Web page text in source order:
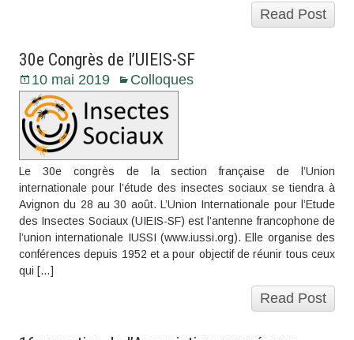
Read Post
30e Congrès de l’UIEIS-SF
10 mai 2019 Colloques
Le 30e congrès de la section française de l’Union
internationale pour l’étude des insectes sociaux se tiendra à
Avignon du 28 au 30 août. L’Union Internationale pour l’Etude
des Insectes Sociaux (UIEIS-SF) est l’antenne francophone de
l’union internationale IUSSI (www.iussi.org). Elle organise des
conférences depuis 1952 et a pour objectif de réunir tous ceux
qui […]
Read Post